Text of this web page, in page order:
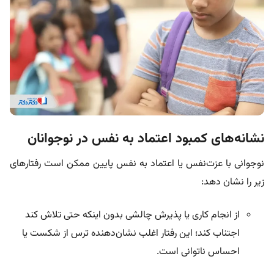
نشانه‌های کمبود اعتماد به نفس در نوجوانان
نوجوانی با عزت‌نفس یا اعتماد به نفس پایین ممکن است رفتارهای
زیر را نشان دهد:
از انجام کاری یا پذیرش چالشی بدون اینکه حتی تلاش کند
اجتناب کند؛ این رفتار اغلب نشان‌دهنده ترس از شکست یا
احساس ناتوانی است.